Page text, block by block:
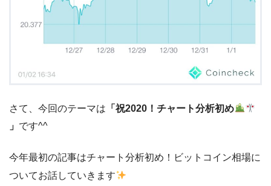
さて、今回のテーマは 「祝2020！チャート分析初め
」 です^^
今年最初の記事はチャート分析初め！ビットコイン相場に
ついてお話していきます